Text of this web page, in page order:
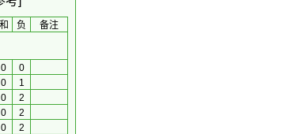
和 负
备注
0
0
0
1
0
2
0
2
0
2